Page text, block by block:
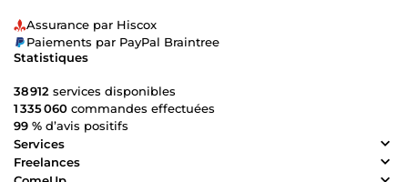
Assurance par Hiscox
Paiements par PayPal Braintree
Statistiques
38 912 services disponibles
1 335 060 commandes effectuées
99 % d’avis positifs
Services
Freelances